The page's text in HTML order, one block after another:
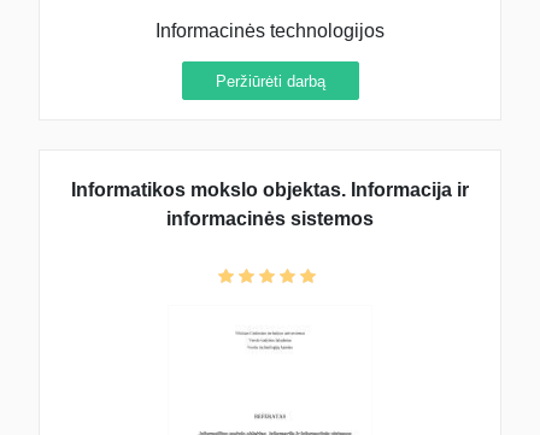
Informacinės technologijos
Peržiūrėti darbą
Informatikos mokslo objektas. Informacija ir
informacinės sistemos